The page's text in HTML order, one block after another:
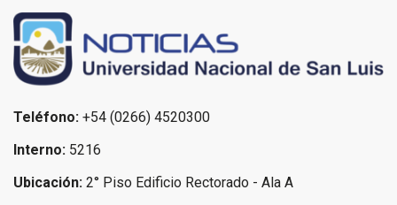
Teléfono: +54 (0266) 4520300
Interno: 5216
Ubicación: 2° Piso Edificio Rectorado - Ala A